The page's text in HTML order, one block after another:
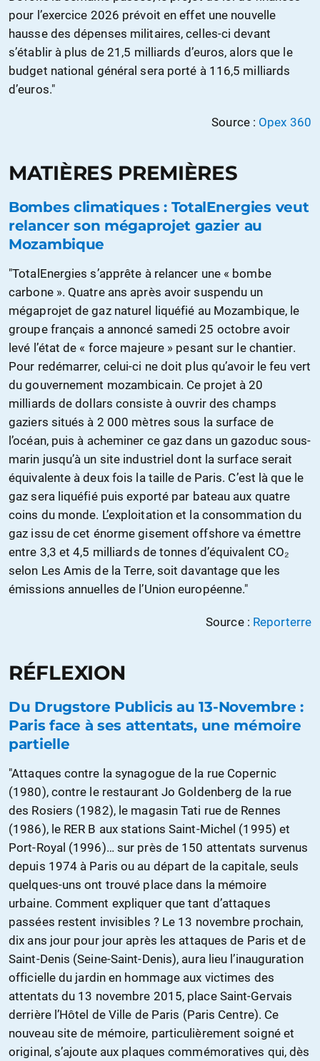
pour l’exercice 2026 prévoit en effet une nouvelle
hausse des dépenses militaires, celles-ci devant
s’établir à plus de 21,5 milliards d’euros, alors que le
budget national général sera porté à 116,5 milliards
d’euros."
Source : Opex 360
MATIÈRES PREMIÈRES
Bombes climatiques : TotalEnergies veut
relancer son mégaprojet gazier au
Mozambique
"TotalEnergies s’apprête à relancer une « bombe
carbone ». Quatre ans après avoir suspendu un
mégaprojet de gaz naturel liquéfié au Mozambique, le
groupe français a annoncé samedi 25 octobre avoir
levé l’état de « force majeure » pesant sur le chantier.
Pour redémarrer, celui-ci ne doit plus qu’avoir le feu vert
du gouvernement mozambicain. Ce projet à 20
milliards de dollars consiste à ouvrir des champs
gaziers situés à 2 000 mètres sous la surface de
l’océan, puis à acheminer ce gaz dans un gazoduc sous-
marin jusqu’à un site industriel dont la surface serait
équivalente à deux fois la taille de Paris. C’est là que le
gaz sera liquéfié puis exporté par bateau aux quatre
coins du monde. L’exploitation et la consommation du
gaz issu de cet énorme gisement offshore va émettre
entre 3,3 et 4,5 milliards de tonnes d’équivalent CO₂
selon Les Amis de la Terre, soit davantage que les
émissions annuelles de l’Union européenne."
Source : Reporterre
RÉFLEXION
Du Drugstore Publicis au 13-Novembre :
Paris face à ses attentats, une mémoire
partielle
"Attaques contre la synagogue de la rue Copernic
(1980), contre le restaurant Jo Goldenberg de la rue
des Rosiers (1982), le magasin Tati rue de Rennes
(1986), le RER B aux stations Saint-Michel (1995) et
Port-Royal (1996)… sur près de 150 attentats survenus
depuis 1974 à Paris ou au départ de la capitale, seuls
quelques-uns ont trouvé place dans la mémoire
urbaine. Comment expliquer que tant d’attaques
passées restent invisibles ? Le 13 novembre prochain,
dix ans jour pour jour après les attaques de Paris et de
Saint-Denis (Seine-Saint-Denis), aura lieu l’inauguration
officielle du jardin en hommage aux victimes des
attentats du 13 novembre 2015, place Saint-Gervais
derrière l’Hôtel de Ville de Paris (Paris Centre). Ce
nouveau site de mémoire, particulièrement soigné et
original, s’ajoute aux plaques commémoratives qui, dès